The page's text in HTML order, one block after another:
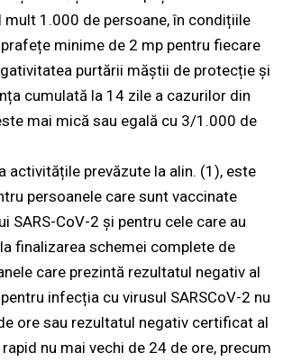
mult 1.000 de persoane, în condițiile
minime de 2 mp pentru fiecare
purtării măștii de protecție și
cumulată la 14 zile a cazurilor din
mai mică sau egală cu 3/1.000 de
activitățile prevăzute la alin. (1), este
persoanele care sunt vaccinate
SARS-CoV-2 și pentru cele care au
finalizarea schemei complete de
care prezintă rezultatul negativ al
pentru infecția cu virusul SARSCoV-2 nu
ore sau rezultatul negativ certificat al
nu mai vechi de 24 de ore, precum